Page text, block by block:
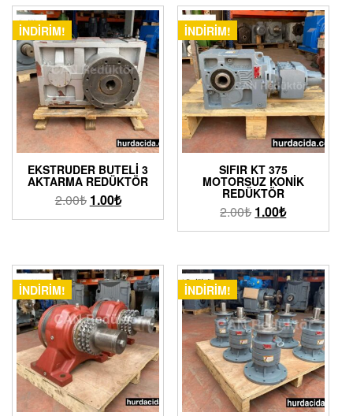
İNDIRIM!
EKSTRUDER BUTELI 3
AKTARMA REDÜKTÖR
2.00₺ 1.00₺
İNDIRIM!
SIFIR KT 375
MOTORSUZ KONIK
REDÜKTÖR
2.00₺ 1.00₺
İNDIRIM! İNDIRIM!